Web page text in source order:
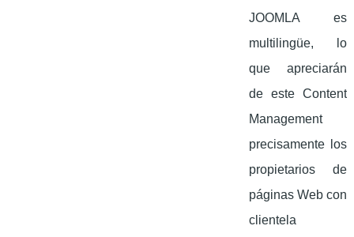
JOOMLA es
multilingüe, lo
que apreciarán
de este Content
Management
precisamente los
propietarios de
páginas Web con
clientela